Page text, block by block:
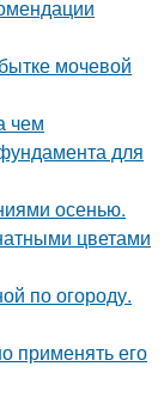
мочевой
чем
для
осенью.
цветами
по огороду.
применять его